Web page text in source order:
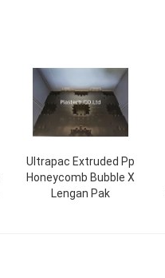
Ultrapac Extruded Pp
Honeycomb Bubble X
Lengan Pak